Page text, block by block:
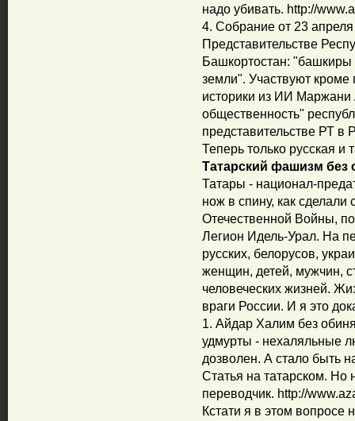
надо убивать. http://
4. Собрание от 23
Представительстве
Башкортостан:
земли". Участвуют кроме
историки из ИИ Маржани
общественность"
представительстве РТ
Теперь только русская и
Татарский фашизм без
Татары - национал-
нож в спину, как сделали
Отечественной Войны,
Легион Идель-Урал. На
русских, белорусов,
женщин, детей, мужчин,
человеческих жизней.
враги России. И я это
1. Айдар Халим без
удмурты - нехаляльные
дозволен. А стало быть
Статья на татарском. Но
переводчик. http://
Кстати я в этом вопросе